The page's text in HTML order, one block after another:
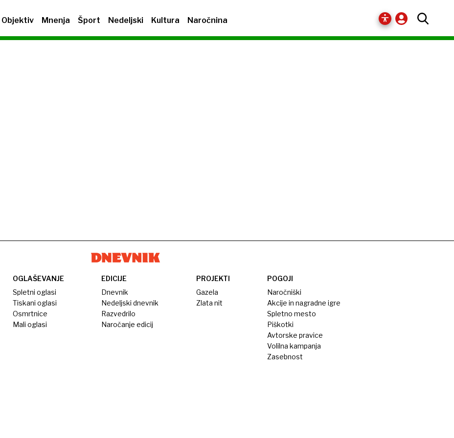
Objektiv Mnenja Šport Nedeljski Kultura Naročnina
OGLAŠEVANJE
Spletni oglasi
Tiskani oglasi
Osmrtnice
Mali oglasi
EDICIJE
Dnevnik
Nedeljski dnevnik
Razvedrilo
Naročanje edicij
PROJEKTI
Gazela
Zlata nit
POGOJI
Naročniški
Akcije in nagradne igre
Spletno mesto
Piškotki
Avtorske pravice
Volilna kampanja
Zasebnost